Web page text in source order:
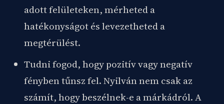
adott felületeken, mérheted a
hatékonyságot és levezetheted a
megtérülést.
Tudni fogod, hogy pozitív vagy negatív
fényben tűnsz fel. Nyilván nem csak az
számít, hogy beszélnek-e a márkádról. A